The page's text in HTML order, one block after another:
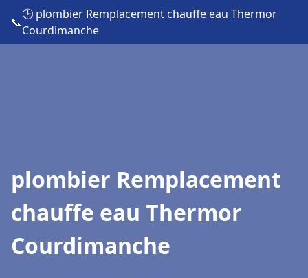
📞
🕒 plombier Remplacement chauffe eau Thermor
Courdimanche
plombier Remplacement
chauffe eau Thermor
Courdimanche